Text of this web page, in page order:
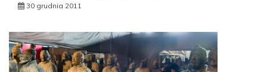
30 grudnia 2011